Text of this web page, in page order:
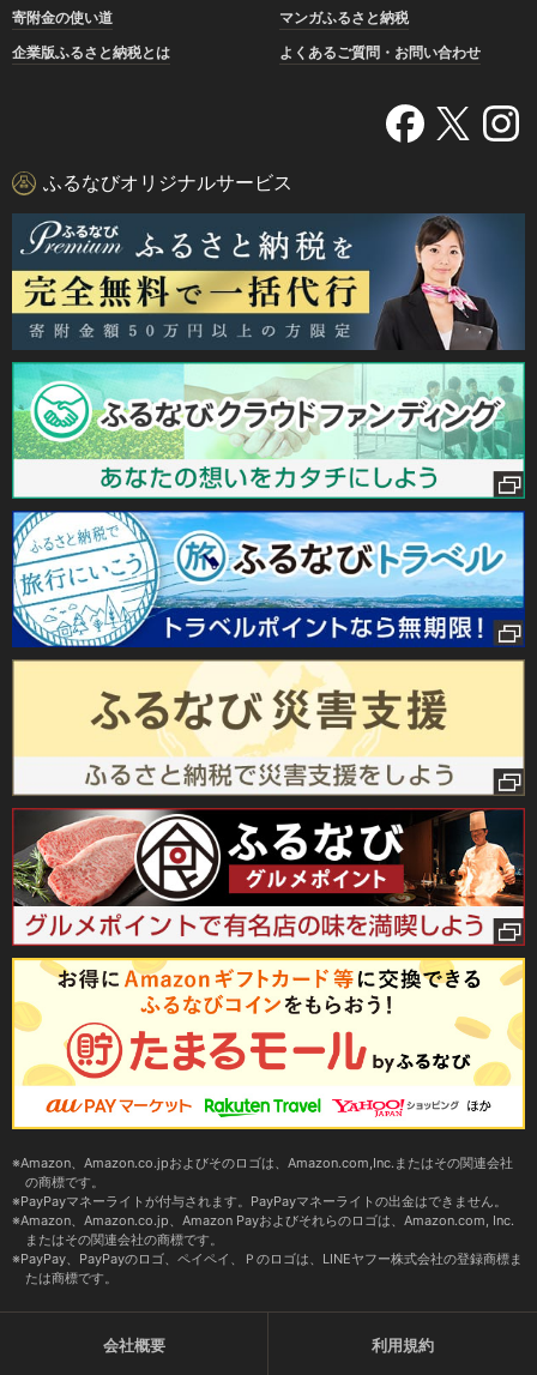
寄附金の使い道
マンガふるさと納税
企業版ふるさと納税とは
よくあるご質問・お問い合わせ
ふるなびオリジナルサービス
Amazon、Amazon.co.jpおよびそのロゴは、Amazon.com,Inc.またはその関連会社
の商標です。
PayPayマネーライトが付与されます。PayPayマネーライトの出金はできません。
Amazon、Amazon.co.jp、Amazon Payおよびそれらのロゴは、Amazon.com, Inc.
またはその関連会社の商標です。
PayPay、PayPayのロゴ、ペイペイ、Ｐのロゴは、LINEヤフー株式会社の登録商標ま
たは商標です。
会社概要 利用規約